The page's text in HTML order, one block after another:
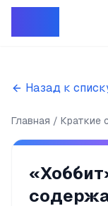
Назад к
Главная Краткие
«Хоббит